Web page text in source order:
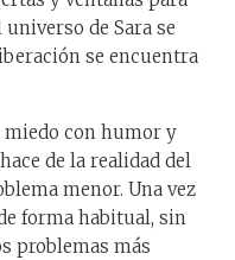
de Sara se
se encuentra
miedo con humor y
de la realidad del
menor. Una vez
forma habitual, sin
problemas más